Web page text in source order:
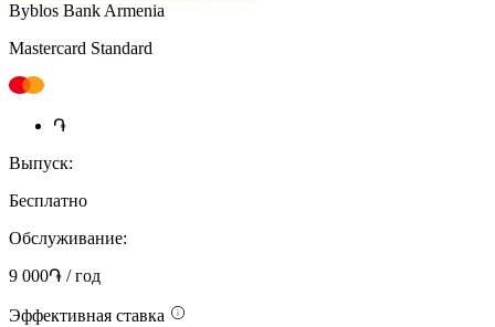
Byblos Bank Armenia
Mastercard Standard
֏
Выпуск:
Бесплатно
Обслуживание:
9 000֏ / год
Эффективная ставка